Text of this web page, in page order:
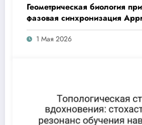
Геометрическая биология
фазовая синхронизация
выброса
1 Мая 2026